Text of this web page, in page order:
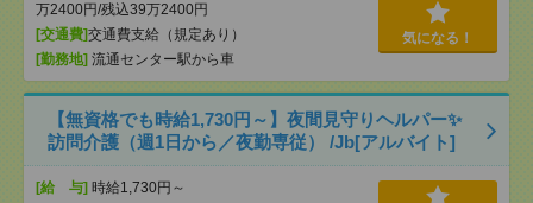
万2400円/残込39万2400円
[交通費]交通費支給（規定あり）
[勤務地] 流通センター駅から車
気になる！
【無資格でも時給1,730円～】夜間見守りヘルパー✨
訪問介護（週1日から／夜勤専従） /Jb[アルバイト]
[給 与] 時給1,730円～